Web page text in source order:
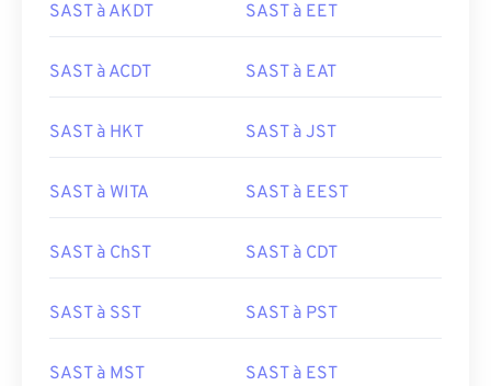
SAST à AKDT SAST à EET
SAST à ACDT SAST à EAT
SAST à HKT SAST à JST
SAST à WITA SAST à EEST
SAST à ChST SAST à CDT
SAST à SST SAST à PST
SAST à MST SAST à EST